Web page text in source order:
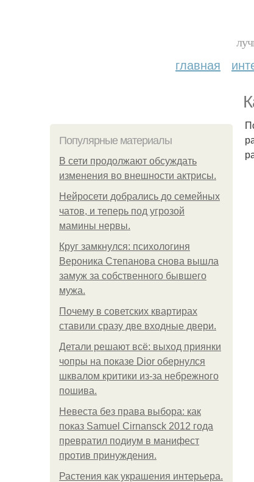
главная
Популярные материалы
В сети продолжают обсуждать
изменения во внешности актрисы.
Нейросети добрались до семейных
чатов, и теперь под угрозой
мамины нервы.
Круг замкнулся: психологиня
Вероника Степанова снова вышла
замуж за собственного бывшего
мужа.
Почему в советских квартирах
ставили сразу две входные двери.
Детали решают всё: выход приянки
чопры на показе Dior обернулся
шквалом критики из-за небрежного
пошива.
Невеста без права выбора: как
показ Samuel Cirnansck 2012 года
превратил подиум в манифест
против принуждения.
Растения как украшения интерьера.